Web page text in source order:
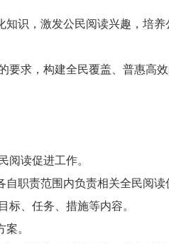
识，激发公民阅读兴趣，培养
要求，构建全民覆盖、普惠高
阅读促进工作。
职责范围内负责相关全民阅读
、任务、措施等内容。
。